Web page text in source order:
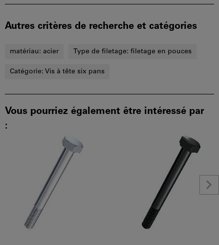
Autres critères de recherche et catégories
matériau: acier Type de filetage: filetage en pouces
Catégorie: Vis à tête six pans
Vous pourriez également être intéressé par
: